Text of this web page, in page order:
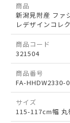
商品
新潟見附産 ファ
レデザインコレ
商品コード
321504
商品番号
FA-HHDW2330-
サイズ
115-117cm幅 丸